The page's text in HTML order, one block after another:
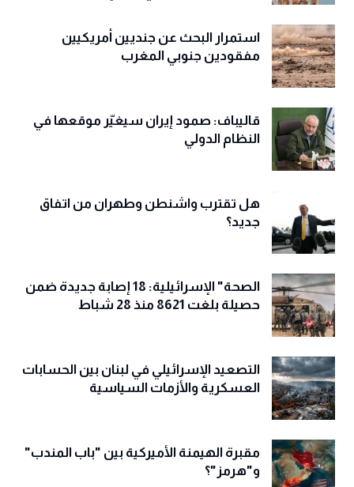
استمرار البحث عن جنديين أمريكيين
مفقودين جنوبي المغرب
قاليباف: صمود إيران سيغيّر موقعها في
النظام الدولي
هل تقترب واشنطن وطهران من اتفاق
جديد؟
الصحة" الإسرائيلية: 18 إصابة جديدة ضمن
حصيلة بلغت 8621 منذ 28 شباط
التصعيد الإسرائيلي في لبنان بين الحسابات
العسكرية والأزمات السياسية
مقبرة الهيمنة الأميركية بين "باب المندب"
و"هرمز"؟